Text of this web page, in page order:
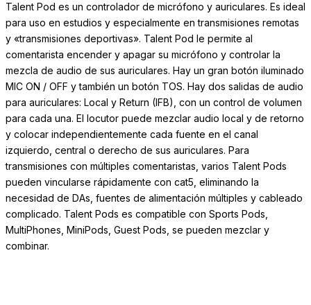
Talent Pod es un controlador de micrófono y auriculares. Es ideal
para uso en estudios y especialmente en transmisiones remotas
y «transmisiones deportivas». Talent Pod le permite al
comentarista encender y apagar su micrófono y controlar la
mezcla de audio de sus auriculares. Hay un gran botón iluminado
MIC ON / OFF y también un botón TOS. Hay dos salidas de audio
para auriculares: Local y Return (IFB), con un control de volumen
para cada una. El locutor puede mezclar audio local y de retorno
y colocar independientemente cada fuente en el canal
izquierdo, central o derecho de sus auriculares. Para
transmisiones con múltiples comentaristas, varios Talent Pods
pueden vincularse rápidamente con cat5, eliminando la
necesidad de DAs, fuentes de alimentación múltiples y cableado
complicado. Talent Pods es compatible con Sports Pods,
MultiPhones, MiniPods, Guest Pods, se pueden mezclar y
combinar.